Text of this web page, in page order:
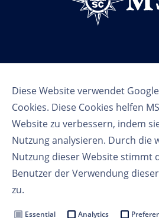
Diese Website verwendet
Cookies. Diese Cookies helfen
Website zu verbessern, indem
Nutzung analysieren. Durch die
Nutzung dieser Website stimmt
Benutzer der Verwendung
zu.
Essential Analytics
Follow us
Cookie Settings